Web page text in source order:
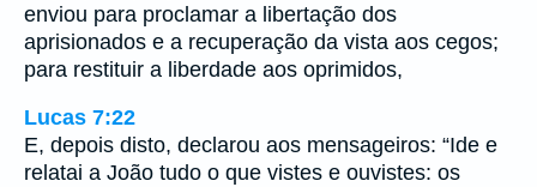
enviou para proclamar a libertação dos
aprisionados e a recuperação da vista aos cegos;
para restituir a liberdade aos oprimidos,
Lucas 7:22
E, depois disto, declarou aos mensageiros: “Ide e
relatai a João tudo o que vistes e ouvistes: os